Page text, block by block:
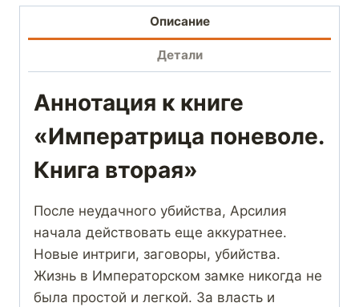
Описание
Детали
Аннотация к книге
«Императрица поневоле.
Книга вторая»
После неудачного убийства, Арсилия
начала действовать еще аккуратнее.
Новые интриги, заговоры, убийства.
Жизнь в Императорском замке никогда не
была простой и легкой. За власть и